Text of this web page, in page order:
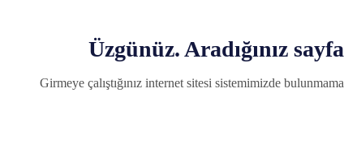
Üzgünüz. Aradığınız
Girmeye çalıştığınız internet sitesi sistemimizde